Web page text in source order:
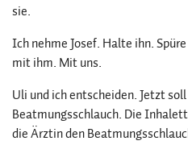
sie.
Ich nehme Josef. Halte ihn.
mit ihm. Mit uns.
Uli und ich entscheiden. Jetzt
Beatmungsschlauch. Die
die Ärztin den